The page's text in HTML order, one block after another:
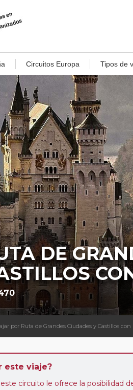
Circuitos Europa Tipos de
DE
por Ruta de Grandes Ciudades y Castillos
este viaje?
este circuito le ofrece la posibilidad